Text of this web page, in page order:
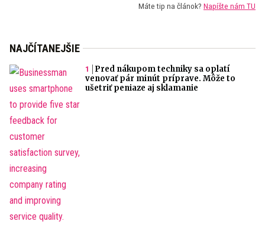
Máte tip na článok? Napíšte nám TU
NAJČÍTANEJŠIE
Pred nákupom techniky sa oplatí
venovať pár minút príprave. Môže to
ušetriť peniaze aj sklamanie